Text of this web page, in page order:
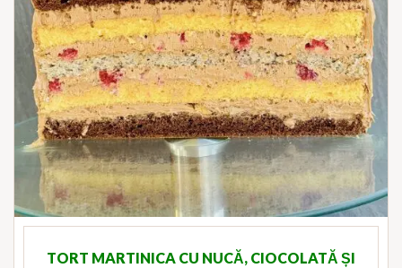
TORT MARTINICA CU NUCĂ, CIOCOLATĂ ȘI